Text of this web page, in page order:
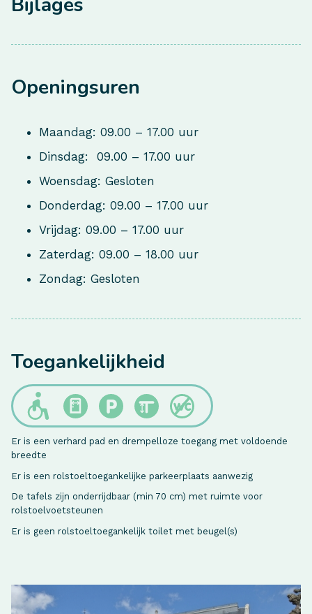
Openingsuren
Maandag: 09.00 – 17.00 uur
Dinsdag: 09.00 – 17.00 uur
Woensdag: Gesloten
Donderdag: 09.00 – 17.00 uur
Vrijdag: 09.00 – 17.00 uur
Zaterdag: 09.00 – 18.00 uur
Zondag: Gesloten
Toegankelijkheid
Er is een verhard pad en drempelloze toegang met voldoende
breedte
Er is een rolstoeltoegankelijke parkeerplaats aanwezig
De tafels zijn onderrijdbaar (min 70 cm) met ruimte voor
rolstoelvoetsteunen
Er is geen rolstoeltoegankelijk toilet met beugel(s)